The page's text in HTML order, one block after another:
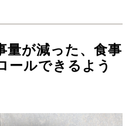
量が減った、食事
ールできるよう